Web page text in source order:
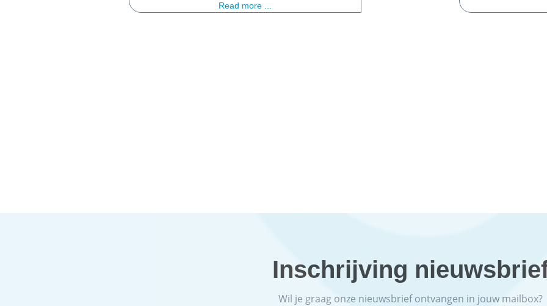
Read more ...
Inschrijving
Wil je graag onze nieuwsbrief ontvangen in jouw mailbox?